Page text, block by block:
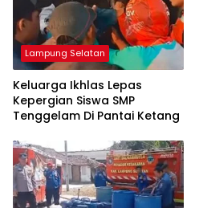
Lampung Selatan
Keluarga Ikhlas Lepas
Kepergian Siswa SMP
Tenggelam Di Pantai Ketang